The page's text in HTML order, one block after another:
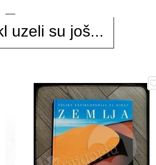
uzeli su još...